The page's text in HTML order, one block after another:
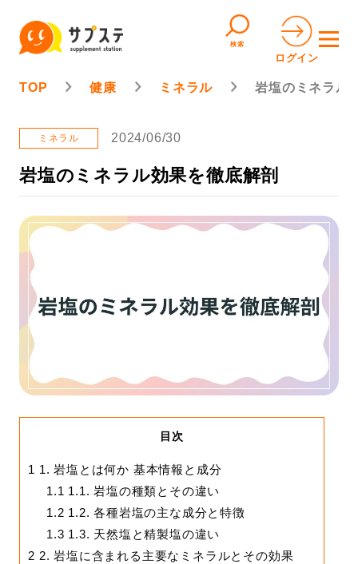
検索
ログイン
TOP 健康 ミネラル 岩塩のミネラル
ミネラル 2024/06/30
岩塩のミネラル効果を徹底解剖
目次
1 1. 岩塩とは何か 基本情報と成分
1.1 1.1. 岩塩の種類とその違い
1.2 1.2. 各種岩塩の主な成分と特徴
1.3 1.3. 天然塩と精製塩の違い
2 2. 岩塩に含まれる主要なミネラルとその効果